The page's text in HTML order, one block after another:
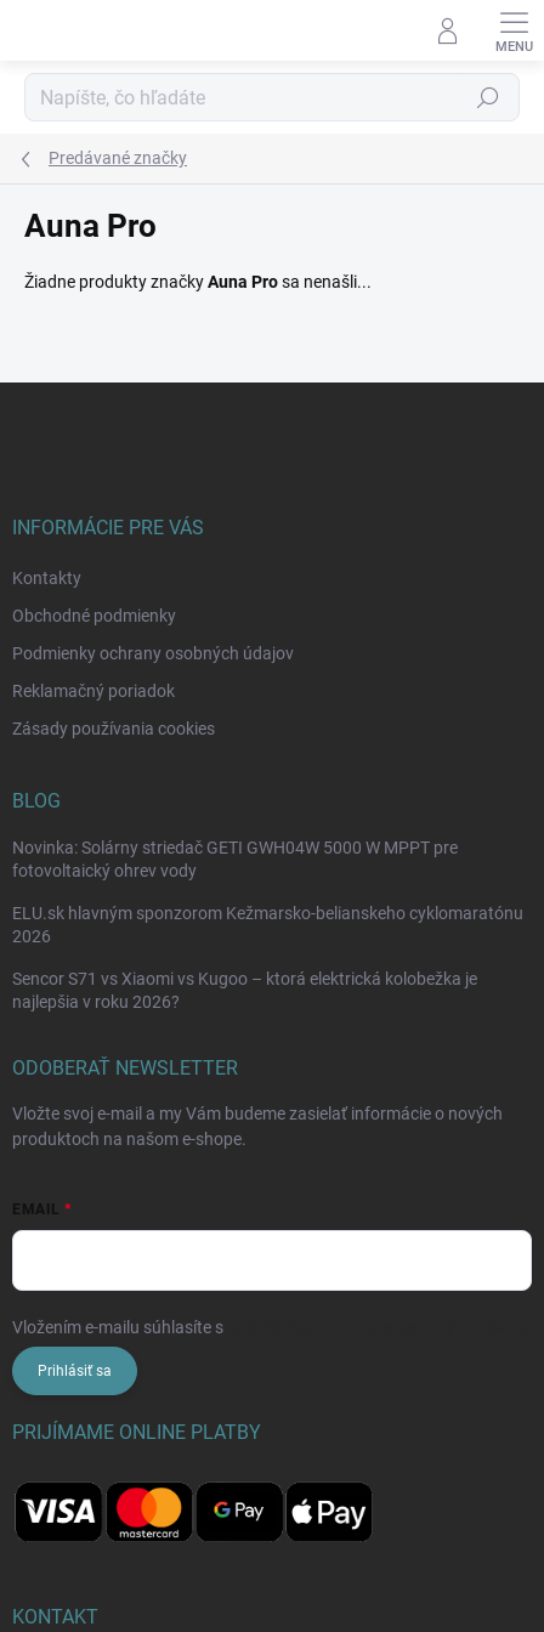
Hľadať
Predávané značky
Auna Pro
Žiadne produkty značkyAuna Prosa nenašli...
INFORMÁCIE PRE VÁS
Kontakty
Obchodné podmienky
Podmienky ochrany osobných údajov
Reklamačný poriadok
Zásady používania cookies
BLOG
Novinka: Solárny striedač GETI GWH04W 5000 W MPPT pre
fotovoltaický ohrev vody
ELU.sk hlavným sponzorom Kežmarsko-belianskeho cyklomaratónu
2026
Sencor S71 vs Xiaomi vs Kugoo – ktorá elektrická kolobežka je
najlepšia v roku 2026?
ODOBERAŤ NEWSLETTER
Vložte svoj e-mail a my Vám budeme zasielať informácie o nových
produktoch na našom e-shope.
EMAIL
Vložením e-mailu súhlasíte s
Prihlásiť sa
PRIJÍMAME ONLINE PLATBY
KONTAKT